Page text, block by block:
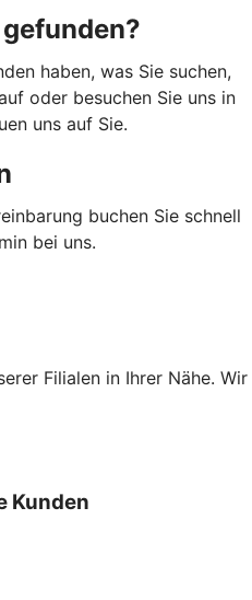
haben, was Sie suchen,
oder besuchen Sie uns in
uns auf Sie.
buchen Sie schnell
bei uns.
Filialen in Ihrer Nähe. Wir
Kunden